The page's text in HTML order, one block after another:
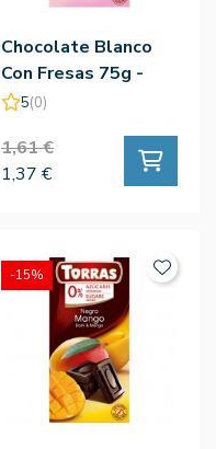
Chocolate Blanco
Con Fresas 75g -
Torras
5(0)
1,61 €
1,37 €
-15%